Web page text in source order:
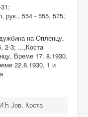
рук., 554 - 555, 575;
на Опленцу,
2-3; ...,Коста
Време 17. 8.1930,
22.8.1930, 1 и
Јов. Коста